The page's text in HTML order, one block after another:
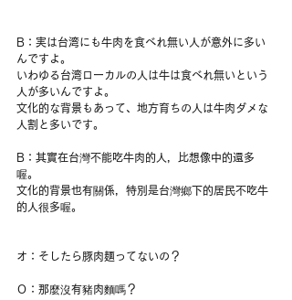
B：実は台湾にも牛肉を食べれ無い人が意外に多い
んですよ。
いわゆる台湾ローカルの人は牛は食べれ無いという
人が多いんですよ。
文化的な背景もあって、地方育ちの人は牛肉ダメな
人割と多いです。
B：其實在台灣不能吃牛肉的人，比想像中的還多
喔。
文化的背景也有關係，特別是台灣鄉下的居民不吃牛
的人很多喔。
オ：そしたら豚肉麺ってないの？
Ｏ：那麼沒有豬肉麵嗎？